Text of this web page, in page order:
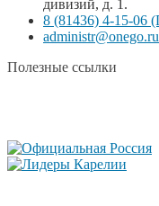
дивизий, д. 1.
8 (81436) 4-15-06
administr@onego.ru
Полезные ссылки